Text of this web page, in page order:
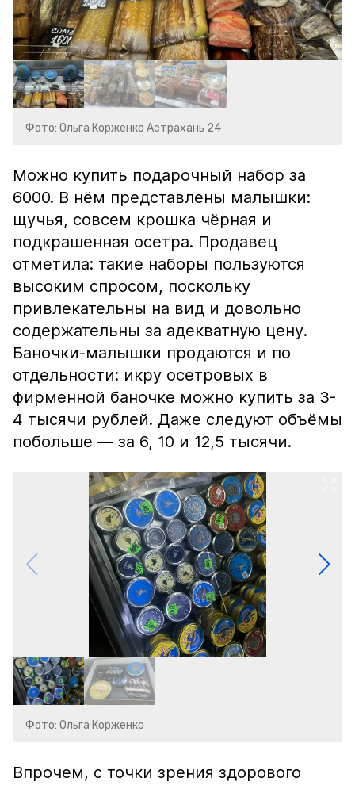
Фото: Ольга Корженко Астрахань 24
Можно купить подарочный набор за
6000. В нём представлены малышки:
щучья, совсем крошка чёрная и
подкрашенная осетра. Продавец
отметила: такие наборы пользуются
высоким спросом, поскольку
привлекательны на вид и довольно
содержательны за адекватную цену.
Баночки-малышки продаются и по
отдельности: икру осетровых в
фирменной баночке можно купить за 3-
4 тысячи рублей. Даже следуют объёмы
побольше — за 6, 10 и 12,5 тысячи.
Фото: Ольга Корженко
Впрочем, с точки зрения здорового